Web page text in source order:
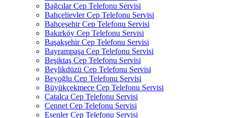
Bağcılar Cep Telefonu Servisi
Bahçelievler Cep Telefonu Servisi
Bahçeşehir Cep Telefonu Servisi
Bakırköy Cep Telefonu Servisi
Başakşehir Cep Telefonu Servisi
Bayrampaşa Cep Telefonu Servisi
Beşiktaş Cep Telefonu Servisi
Beylikdüzü Cep Telefonu Servisi
Beyoğlu Cep Telefonu Servisi
Büyükçekmece Cep Telefonu Servisi
Çatalca Cep Telefonu Servisi
Cennet Cep Telefonu Servisi
Esenler Cep Telefonu Servisi